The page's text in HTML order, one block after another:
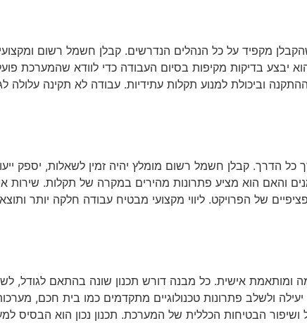
מקפיד על כל הנהלים הנדרשים. קבלן חשמל רשום ומקצועי
יבצע בדיקות מקיפות בסיום העבודה כדי לוודא שהמערכת
וביכולת למנוע תקלות עתידיות. עבודה לא תקינה עלולה
כל הדרך. קבלן חשמל רשום מומלץ יהיה זמין לשאלות, יספק
והאם הוא מציע פתרונות מהירים במקרה של תקלות. שירות
של הפרויקט. ליווי מקצועי מבטיח עבודה חלקה יותר
ומותאמת אישית. כל מבנה דורש תכנון שונה בהתאם לגודל,
ולשלב פתרונות טכנולוגיים מתקדמים כמו בית חכם,
הבטיחות הכללית של המערכת. תכנון נכון הוא הבסיס